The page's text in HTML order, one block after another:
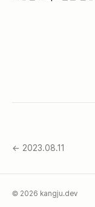
← 2023.08.11
© 2026 kangju.dev